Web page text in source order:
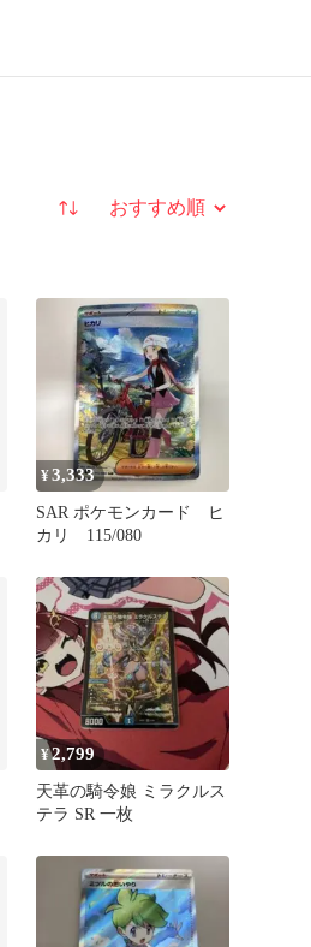
並び替え
¥3,333
SAR ポケモンカード ヒ
カリ 115/080
¥2,799
天革の騎令娘 ミラクルス
テラ SR 一枚